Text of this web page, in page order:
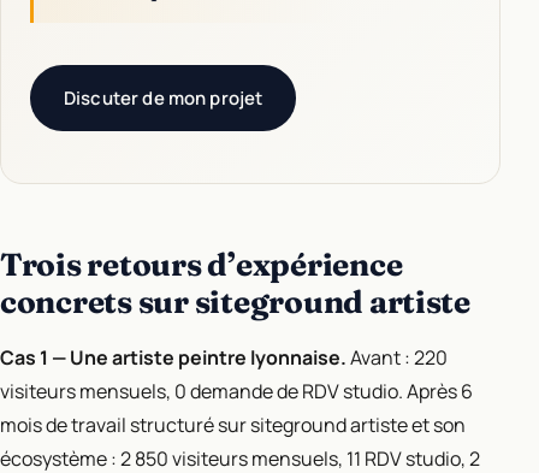
Discuter de mon projet
Trois retours d’expérience
concrets sur siteground artiste
Cas 1 — Une artiste peintre lyonnaise.Avant : 220
visiteurs mensuels, 0 demande de RDV studio. Après 6
mois de travail structuré sur siteground artiste et son
écosystème : 2 850 visiteurs mensuels, 11 RDV studio, 2